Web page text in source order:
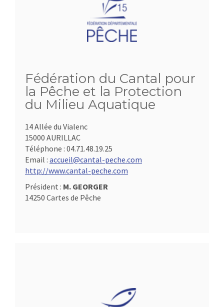
Fédération du Cantal pour
la Pêche et la Protection
du Milieu Aquatique
14 Allée du Vialenc
15000 AURILLAC
Téléphone : 04.71.48.19.25
Email : accueil@cantal-peche.com
http://www.cantal-peche.com
Président : M. GEORGER
14250 Cartes de Pêche